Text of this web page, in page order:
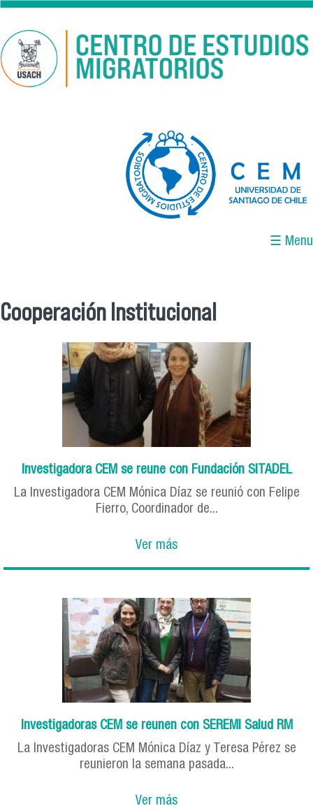
Pasar al contenido principal
☰ Menu
Se encuentra usted aquí
Cooperación Institucional
Investigadora CEM se reune con Fundación SITADEL
La Investigadora CEM Mónica Díaz se reunió con Felipe
Fierro, Coordinador de...
Ver más
Investigadoras CEM se reunen con SEREMI Salud RM
La Investigadoras CEM Mónica Díaz y Teresa Pérez se
reunieron la semana pasada...
Ver más